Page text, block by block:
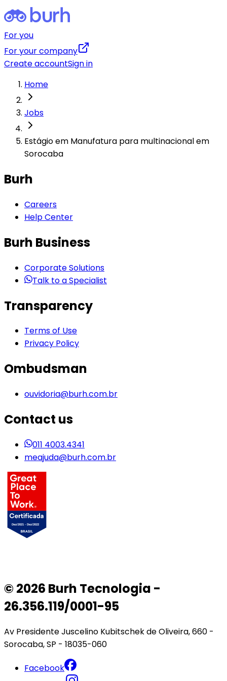
For you
For your company
Create accountSign in
Home
Jobs
Estágio em Manufatura para multinacional em
Sorocaba
Burh
Careers
Help Center
Burh Business
Corporate Solutions
Talk to a Specialist
Transparency
Terms of Use
Privacy Policy
Ombudsman
ouvidoria@burh.com.br
Contact us
011 4003.4341
meajuda@burh.com.br
© 2026 Burh Tecnologia -
26.356.119/0001-95
Av Presidente Juscelino Kubitschek de Oliveira, 660 -
Sorocaba, SP - 18035-060
Facebook